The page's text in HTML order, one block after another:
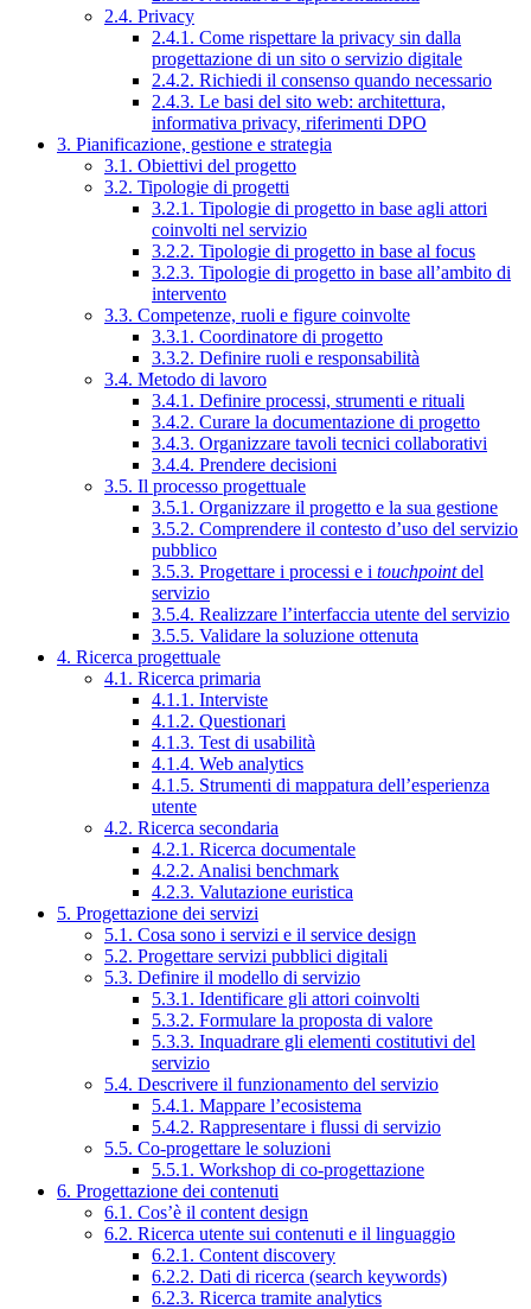
2.4. Privacy
2.4.1. Come rispettare la privacy sin dalla
progettazione di un sito o servizio digitale
2.4.2. Richiedi il consenso quando necessario
2.4.3. Le basi del sito web: architettura,
informativa privacy, riferimenti DPO
3. Pianificazione, gestione e strategia
3.1. Obiettivi del progetto
3.2. Tipologie di progetti
3.2.1. Tipologie di progetto in base agli attori
coinvolti nel servizio
3.2.2. Tipologie di progetto in base al focus
3.2.3. Tipologie di progetto in base all’ambito di
intervento
3.3. Competenze, ruoli e figure coinvolte
3.3.1. Coordinatore di progetto
3.3.2. Definire ruoli e responsabilità
3.4. Metodo di lavoro
3.4.1. Definire processi, strumenti e rituali
3.4.2. Curare la documentazione di progetto
3.4.3. Organizzare tavoli tecnici collaborativi
3.4.4. Prendere decisioni
3.5. Il processo progettuale
3.5.1. Organizzare il progetto e la sua gestione
3.5.2. Comprendere il contesto d’uso del servizio
pubblico
3.5.3. Progettare i processi e i touchpointdel
servizio
3.5.4. Realizzare l’interfaccia utente del servizio
3.5.5. Validare la soluzione ottenuta
4. Ricerca progettuale
4.1. Ricerca primaria
4.1.1. Interviste
4.1.2. Questionari
4.1.3. Test di usabilità
4.1.4. Web analytics
4.1.5. Strumenti di mappatura dell’esperienza
utente
4.2. Ricerca secondaria
4.2.1. Ricerca documentale
4.2.2. Analisi benchmark
4.2.3. Valutazione euristica
5. Progettazione dei servizi
5.1. Cosa sono i servizi e il service design
5.2. Progettare servizi pubblici digitali
5.3. Definire il modello di servizio
5.3.1. Identificare gli attori coinvolti
5.3.2. Formulare la proposta di valore
5.3.3. Inquadrare gli elementi costitutivi del
servizio
5.4. Descrivere il funzionamento del servizio
5.4.1. Mappare l’ecosistema
5.4.2. Rappresentare i flussi di servizio
5.5. Co-progettare le soluzioni
5.5.1. Workshop di co-progettazione
6. Progettazione dei contenuti
6.1. Cos’è il content design
6.2. Ricerca utente sui contenuti e il linguaggio
6.2.1. Content discovery
6.2.2. Dati di ricerca (search keywords)
6.2.3. Ricerca tramite analytics